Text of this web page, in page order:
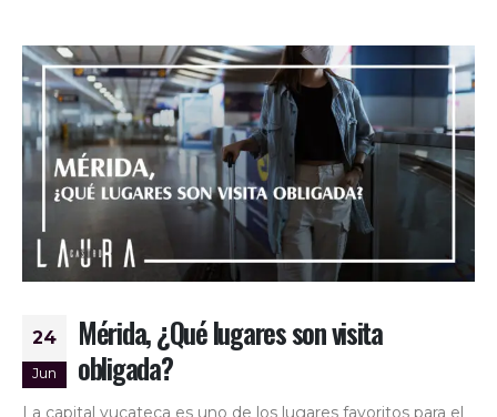
24
Jun
Mérida, ¿Qué lugares son visita
obligada?
La capital yucateca es uno de los lugares favoritos para el